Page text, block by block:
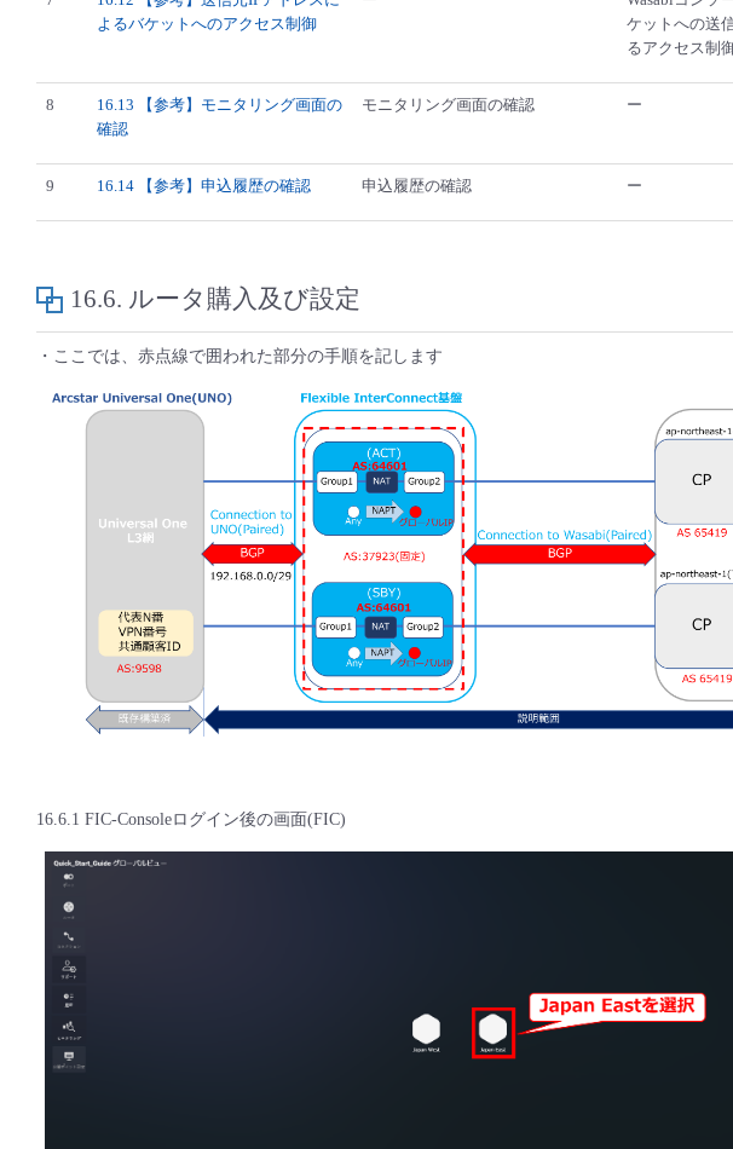
よるバケットへのアクセス制御
ケットへの送
るアクセス制
8
16.13 【参考】モニタリング画面の
確認
モニタリング画面の確認 ー
9 16.14 【参考】申込履歴の確認 申込履歴の確認 ー
16.6. ルータ購入及び設定
・ここでは、赤点線で囲われた部分の手順を記します
16.6.1 FIC‐Consoleログイン後の画面(FIC)